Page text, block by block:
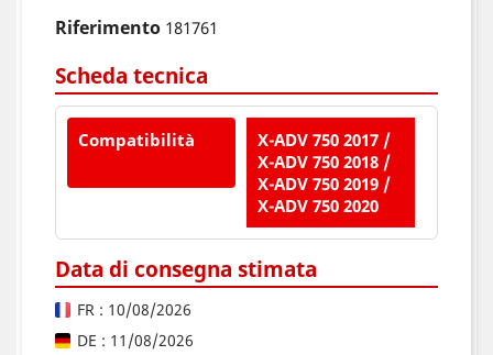
Riferimento 181761
Scheda tecnica
Compatibilità
X-ADV 750 2017 /
X-ADV 750 2018 /
X-ADV 750 2019 /
X-ADV 750 2020
Data di consegna stimata
FR : 10/08/2026
DE : 11/08/2026